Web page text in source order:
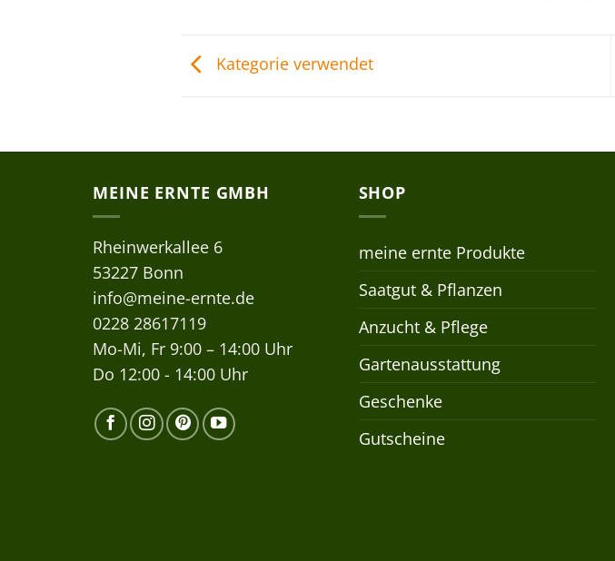
Kategorie verwendet
MEINE ERNTE GMBH
Rheinwerkallee 6
53227 Bonn
info@meine-ernte.de
0228 28617119
Mo-Mi, Fr 9:00 – 14:00 Uhr
Do 12:00 - 14:00 Uhr
SHOP
meine ernte Produkte
Saatgut & Pflanzen
Anzucht & Pflege
Gartenausstattung
Geschenke
Gutscheine